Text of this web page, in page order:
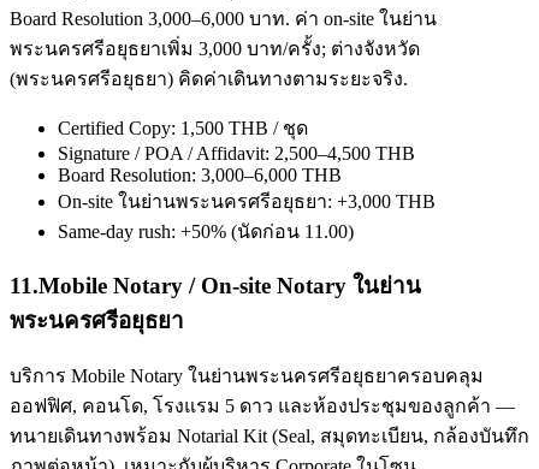
Board Resolution 3,000–6,000 บาท. ค่า on-site ในย่าน
พระนครศรีอยุธยาเพิ่ม 3,000 บาท/ครั้ง; ต่างจังหวัด
(พระนครศรีอยุธยา) คิดค่าเดินทางตามระยะจริง.
Certified Copy: 1,500 THB / ชุด
Signature / POA / Affidavit: 2,500–4,500 THB
Board Resolution: 3,000–6,000 THB
On-site ในย่านพระนครศรีอยุธยา: +3,000 THB
Same-day rush: +50% (นัดก่อน 11.00)
11.Mobile Notary / On-site Notary ในย่าน
พระนครศรีอยุธยา
บริการ Mobile Notary ในย่านพระนครศรีอยุธยาครอบคลุม
ออฟฟิศ, คอนโด, โรงแรม 5 ดาว และห้องประชุมของลูกค้า —
ทนายเดินทางพร้อม Notarial Kit (Seal, สมุดทะเบียน, กล้องบันทึก